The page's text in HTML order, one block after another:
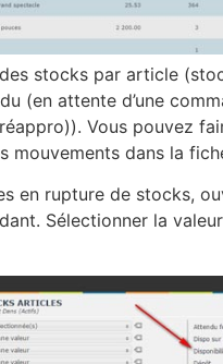
stocks par article
(en attente d’une
Vous pouvez
mouvements dans la
en rupture de stocks,
Sélectionner la